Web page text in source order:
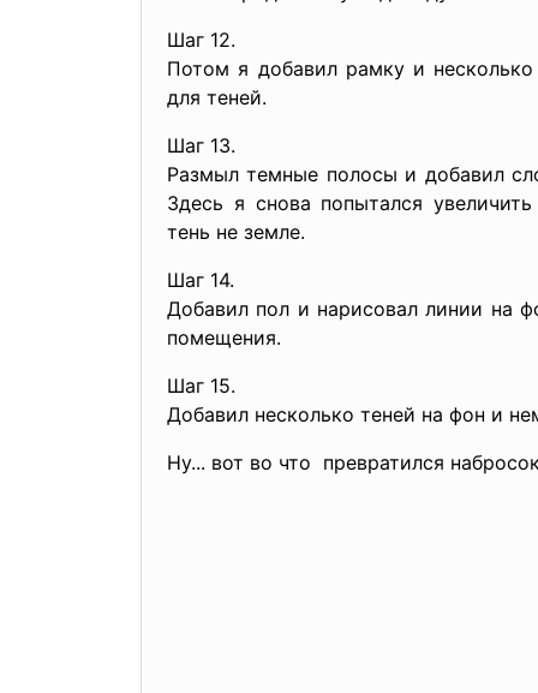
Шаг 12.
Потом я добавил рамку и
для теней.
Шаг 13.
Размыл темные полосы и добавил
Здесь я снова попытался
тень не земле.
Шаг 14.
Добавил пол и нарисовал линии на
помещения.
Шаг 15.
Добавил несколько теней на фон и
Ну... вот во что превратился